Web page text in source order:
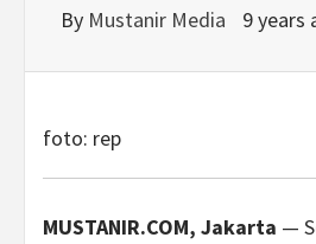
By Mustanir Media 9 years
foto: rep
MUSTANIR.COM, Jakarta —